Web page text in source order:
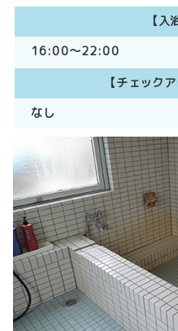
【入
16:00～22:00
【チェック
なし